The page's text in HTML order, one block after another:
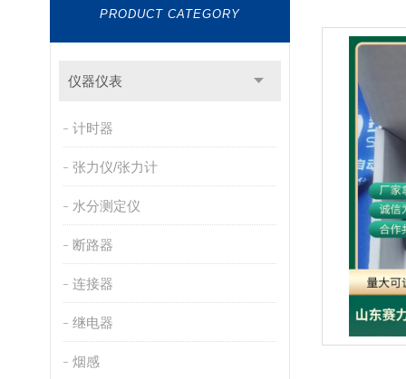
PRODUCT CATEGORY
仪器仪表
计时器
张力仪/张力计
水分测定仪
断路器
连接器
继电器
烟感